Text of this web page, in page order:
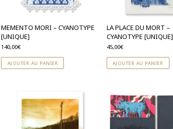
MEMENTO MORI – CYANOTYPE
[UNIQUE]
140,00€
AJOUTER AU PANIER
LA PLACE DU MORT –
CYANOTYPE [UNIQUE]
45,00€
AJOUTER AU PANIER